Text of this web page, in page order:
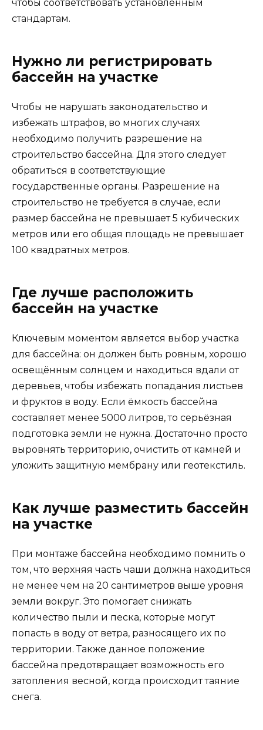
чтобы соответствовать установленным
стандартам.
Нужно ли регистрировать
бассейн на участке
Чтобы не нарушать законодательство и
избежать штрафов, во многих случаях
необходимо получить разрешение на
строительство бассейна. Для этого следует
обратиться в соответствующие
государственные органы. Разрешение на
строительство не требуется в случае, если
размер бассейна не превышает 5 кубических
метров или его общая площадь не превышает
100 квадратных метров.
Где лучше расположить
бассейн на участке
Ключевым моментом является выбор участка
для бассейна: он должен быть ровным, хорошо
освещённым солнцем и находиться вдали от
деревьев, чтобы избежать попадания листьев
и фруктов в воду. Если ёмкость бассейна
составляет менее 5000 литров, то серьёзная
подготовка земли не нужна. Достаточно просто
выровнять территорию, очистить от камней и
уложить защитную мембрану или геотекстиль.
Как лучше разместить бассейн
на участке
При монтаже бассейна необходимо помнить о
том, что верхняя часть чаши должна находиться
не менее чем на 20 сантиметров выше уровня
земли вокруг. Это помогает снижать
количество пыли и песка, которые могут
попасть в воду от ветра, разносящего их по
территории. Также данное положение
бассейна предотвращает возможность его
затопления весной, когда происходит таяние
снега.